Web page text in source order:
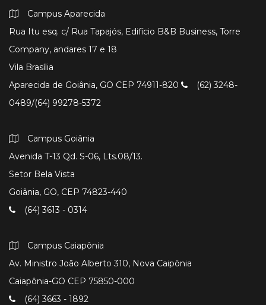
Campus Aparecida
Rua Itu esq. c/ Rua Tapajós, Edifício B&B Business, Torre
Company, andares 17 e 18
Vila Brasília
Aparecida de Goiânia, GO CEP 74911-820
(62) 3248-
0489/(64) 99278-5372
Campus Goiânia
Avenida T-13 Qd. S-06, Lts.08/13.
Setor Bela Vista
Goiânia, GO, CEP 74823-440
(64) 3613 - 0314
Campus Caiapônia
Av. Ministro João Alberto 310, Nova Caipônia
Caiapônia-GO CEP 75850-000
(64) 3663 - 1892